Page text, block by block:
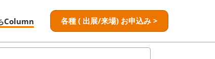
Column 各種 ( 出展/来場) お申込み >